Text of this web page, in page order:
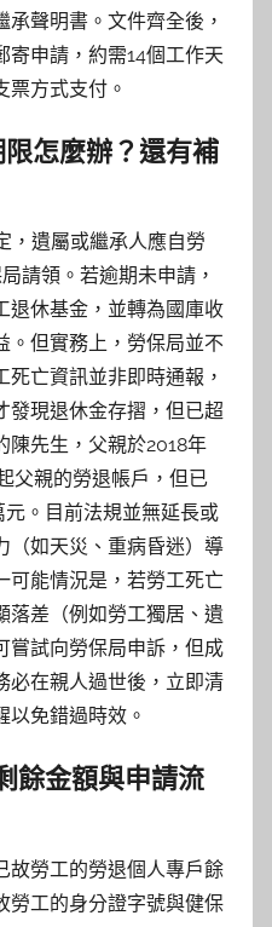
聲明書。文件齊全後，
寄申請，約需14個工作天
票方式支付。
怎麼辦？還有補
，遺屬或繼承人應自勞
請領。若逾期未申請，
退休基金，並轉為國庫收
。但實務上，勞保局並不
亡資訊並非即時通報，
發現退休金存摺，但已超
陳先生，父親於2018年
父親的勞退帳戶，但已
。目前法規並無延長或
（如天災、重病昏迷）導
可能情況是，若勞工死亡
落差（例如勞工獨居、遺
嘗試向勞保局申訴，但成
必在親人過世後，立即清
以免錯過時效。
餘金額與申請流
故勞工的勞退個人專戶餘
勞工的身分證字號與健保